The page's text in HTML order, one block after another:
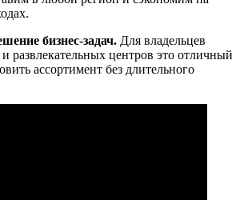
бизнес-задач. Для владельцев
развлекательных центров это отличный
ассортимент без длительного